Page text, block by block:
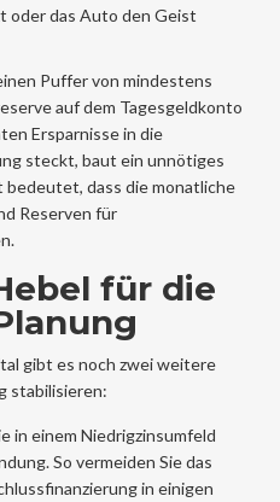
oder das Auto den Geist
Puffer von mindestens
auf dem Tagesgeldkonto
Ersparnisse in die
steckt, baut ein unnötiges
bedeutet, dass die monatliche
Reserven für
für die
gibt es noch zwei weitere
stabilisieren:
in einem Niedrigzinsumfeld
So vermeiden Sie das
in einigen